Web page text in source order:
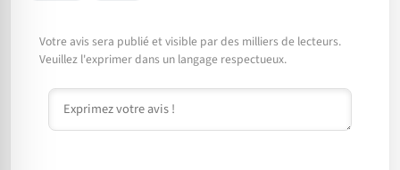
Votre avis sera publié et visible par des milliers de lecteurs.
Veuillez l'exprimer dans un langage respectueux.
Commentaire